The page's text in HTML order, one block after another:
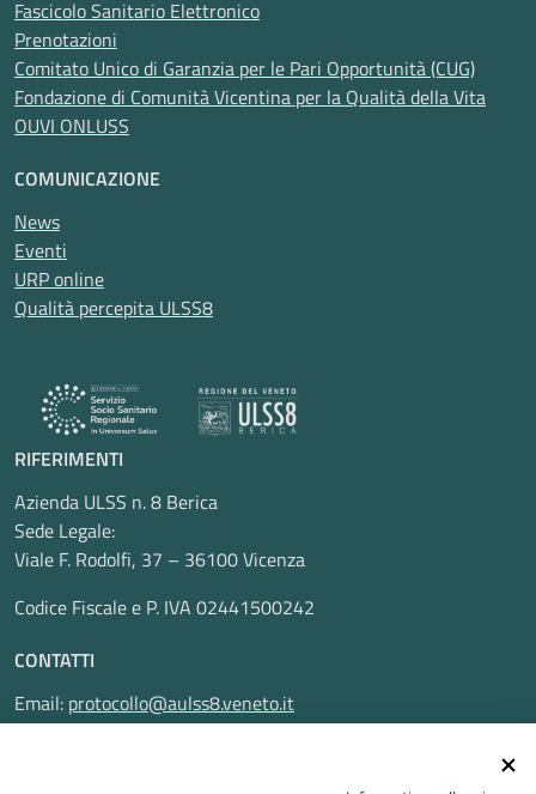
Fascicolo Sanitario Elettronico
Prenotazioni
Comitato Unico di Garanzia per le Pari Opportunità (CUG)
Fondazione di Comunità Vicentina per la Qualità della Vita
OUVI ONLUSS
COMUNICAZIONE
News
Eventi
URP online
Qualità percepita ULSS8
RIFERIMENTI
Azienda ULSS n. 8 Berica
Sede Legale:
Viale F. Rodolfi, 37 – 36100 Vicenza
Codice Fiscale e P. IVA 02441500242
CONTATTI
Email: protocollo@aulss8.veneto.it
Pec:protocollo.aulss8@pecveneto.it